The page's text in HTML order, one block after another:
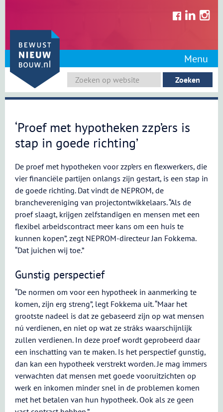
content
Menu
‘Proef met hypotheken zzp’ers is
stap in goede richting’
De proef met hypotheken voor zzp’ers en flexwerkers, die
vier financiële partijen onlangs zijn gestart, is een stap in
de goede richting. Dat vindt de NEPROM, de
branchevereniging van projectontwikkelaars. “Als de
proef slaagt, krijgen zelfstandigen en mensen met een
flexibel arbeidscontract meer kans om een huis te
kunnen kopen”, zegt NEPROM-directeur Jan Fokkema.
“Dat juichen wij toe.”
Gunstig perspectief
“De normen om voor een hypotheek in aanmerking te
komen, zijn erg streng”, legt Fokkema uit. “Maar het
grootste nadeel is dat ze gebaseerd zijn op wat mensen
nú verdienen, en niet op wat ze stráks waarschijnlijk
zullen verdienen. In deze proef wordt geprobeerd daar
een inschatting van te maken. Is het perspectief gunstig,
dan kan een hypotheek verstrekt worden. Je mag immers
verwachten dat mensen met goede vooruitzichten op
werk en inkomen minder snel in de problemen komen
met het betalen van hun hypotheek. Ook als ze geen